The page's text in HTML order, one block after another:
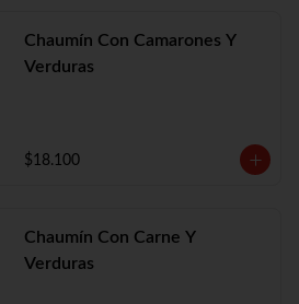
Chaumín Con Camarones Y
Verduras
$18.100
Chaumín Con Carne Y
Verduras